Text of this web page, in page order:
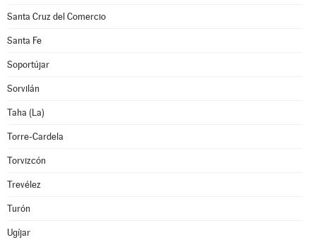
Santa Cruz del Comercio
Santa Fe
Soportújar
Sorvilán
Taha (La)
Torre-Cardela
Torvizcón
Trevélez
Turón
Ugíjar